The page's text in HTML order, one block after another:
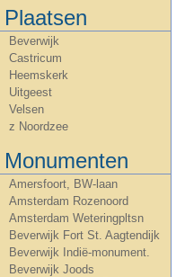
Plaatsen
Beverwijk
Castricum
Heemskerk
Uitgeest
Velsen
z Noordzee
Monumenten
Amersfoort, BW-laan
Amsterdam Rozenoord
Amsterdam Weteringpltsn
Beverwijk Fort St. Aagtendijk
Beverwijk Indië-monument.
Beverwijk Joods